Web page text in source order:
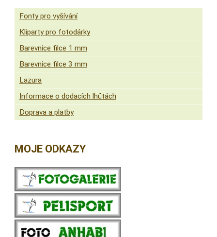
Fonty pro vyšívání
Kliparty pro fotodárky
Barevnice filce 1 mm
Barevnice filce 3 mm
Lazura
Informace o dodacích lhůtách
Doprava a platby
MOJE ODKAZY